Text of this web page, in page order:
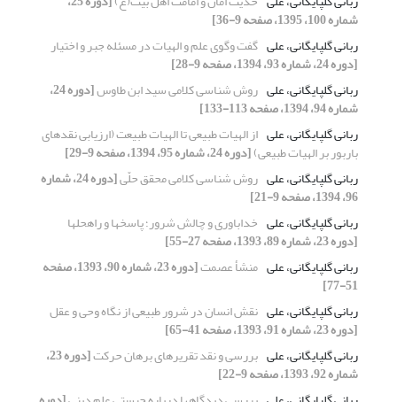
شماره 100، 1395، صفحه 9-36]
ربانی گلپایگانی، علی گفت وگوی علم و الهیات در مسئله جبر و اختیار
[دوره 24، شماره 93، 1394، صفحه 9-28]
ربانی گلپایگانی، علی روش شناسی کلامی سید ابن طاوس [دوره 24،
شماره 94، 1394، صفحه 113-133]
ربانی گلپایگانی، علی از الهیات طبیعی تا الهیات طبیعت (ارزیابی نقدهای
باربور بر الهیات طبیعی)[دوره 24، شماره 95، 1394، صفحه 9-29]
ربانی گلپایگانی، علی روش شناسی کلامی محقق حلّی [دوره 24، شماره
96، 1394، صفحه 9-21]
ربانی گلپایگانی، علی خداباوری و چالش شرور؛ پاسخ‏ها و راه‏حل‏ها
[دوره 23، شماره 89، 1393، صفحه 27-55]
ربانی گلپایگانی، علی منشأ عصمت [دوره 23، شماره 90، 1393، صفحه
51-77]
ربانی گلپایگانی، علی نقش انسان در شرور طبیعی از نگاه وحی و عقل
[دوره 23، شماره 91، 1393، صفحه 41-65]
ربانی گلپایگانی، علی بررسی و نقد تقریرهای برهان حرکت [دوره 23،
شماره 92، 1393، صفحه 9-22]